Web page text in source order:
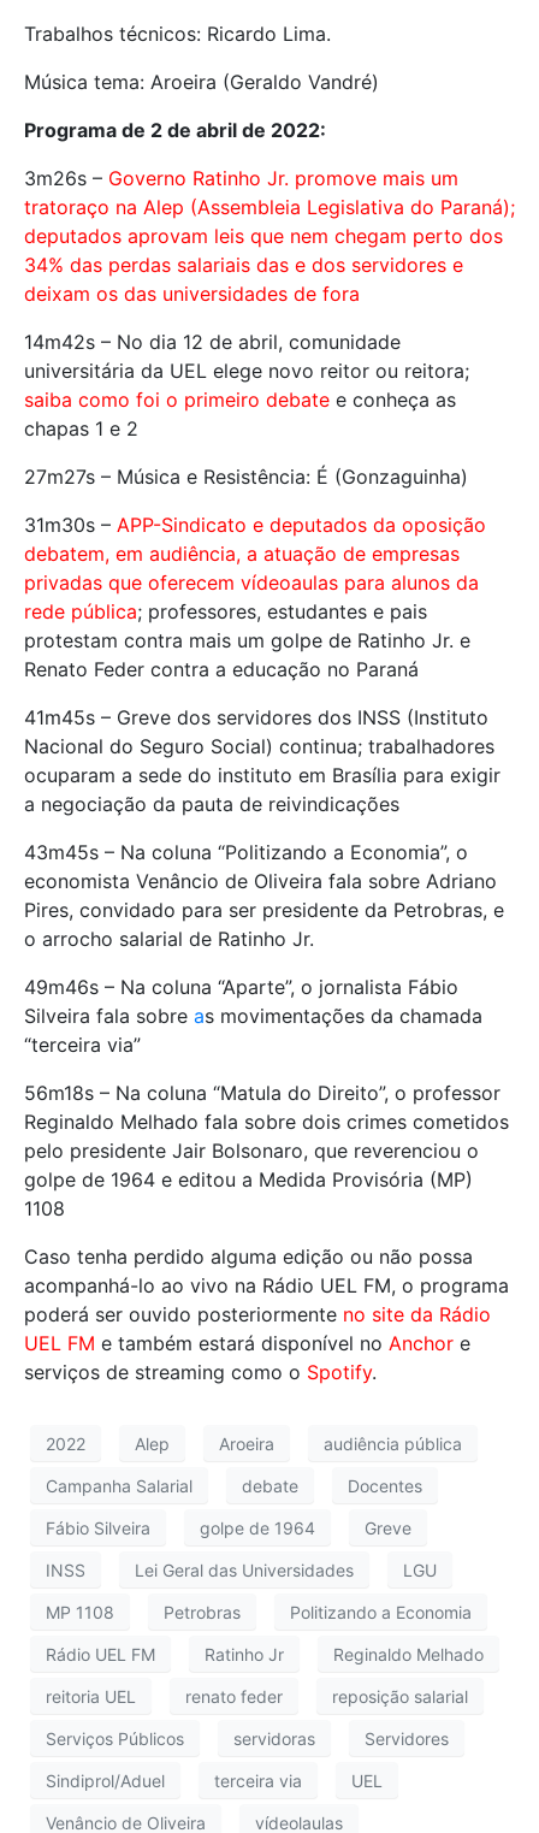
Trabalhos técnicos: Ricardo Lima.
Música tema: Aroeira (Geraldo Vandré)
Programa de 2 de abril de 2022:
3m26s – Governo Ratinho Jr. promove mais um
tratoraço na Alep (Assembleia Legislativa do Paraná);
deputados aprovam leis que nem chegam perto dos
34% das perdas salariais das e dos servidores e
deixam os das universidades de fora
14m42s – No dia 12 de abril, comunidade
universitária da UEL elege novo reitor ou reitora;
saiba como foi o primeiro debate e conheça as
chapas 1 e 2
27m27s – Música e Resistência: É (Gonzaguinha)
31m30s – APP-Sindicato e deputados da oposição
debatem, em audiência, a atuação de empresas
privadas que oferecem vídeoaulas para alunos da
rede pública; professores, estudantes e pais
protestam contra mais um golpe de Ratinho Jr. e
Renato Feder contra a educação no Paraná
41m45s – Greve dos servidores dos INSS (Instituto
Nacional do Seguro Social) continua; trabalhadores
ocuparam a sede do instituto em Brasília para exigir
a negociação da pauta de reivindicações
43m45s – Na coluna “Politizando a Economia”, o
economista Venâncio de Oliveira fala sobre Adriano
Pires, convidado para ser presidente da Petrobras, e
o arrocho salarial de Ratinho Jr.
49m46s – Na coluna “Aparte”, o jornalista Fábio
Silveira fala sobre as movimentações da chamada
“terceira via”
56m18s – Na coluna “Matula do Direito”, o professor
Reginaldo Melhado fala sobre dois crimes cometidos
pelo presidente Jair Bolsonaro, que reverenciou o
golpe de 1964 e editou a Medida Provisória (MP)
1108
Caso tenha perdido alguma edição ou não possa
acompanhá-lo ao vivo na Rádio UEL FM, o programa
poderá ser ouvido posteriormente no site da Rádio
UEL FM e também estará disponível no Anchor e
serviços de streaming como o Spotify.
2022 Alep Aroeira audiência pública
Campanha Salarial debate Docentes
Fábio Silveira golpe de 1964 Greve
INSS Lei Geral das Universidades LGU
MP 1108 Petrobras Politizando a Economia
Rádio UEL FM Ratinho Jr Reginaldo Melhado
reitoria UEL renato feder reposição salarial
Serviços Públicos servidoras Servidores
Sindiprol/Aduel terceira via UEL
Venâncio de Oliveira vídeolaulas